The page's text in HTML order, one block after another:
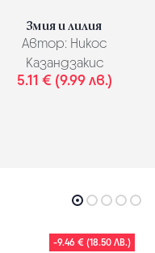
Змия и лилия
Автор: Никос
Казандзакис
5.11 € (9.99 лв.)
-9.46 € (18.50 ЛВ.)